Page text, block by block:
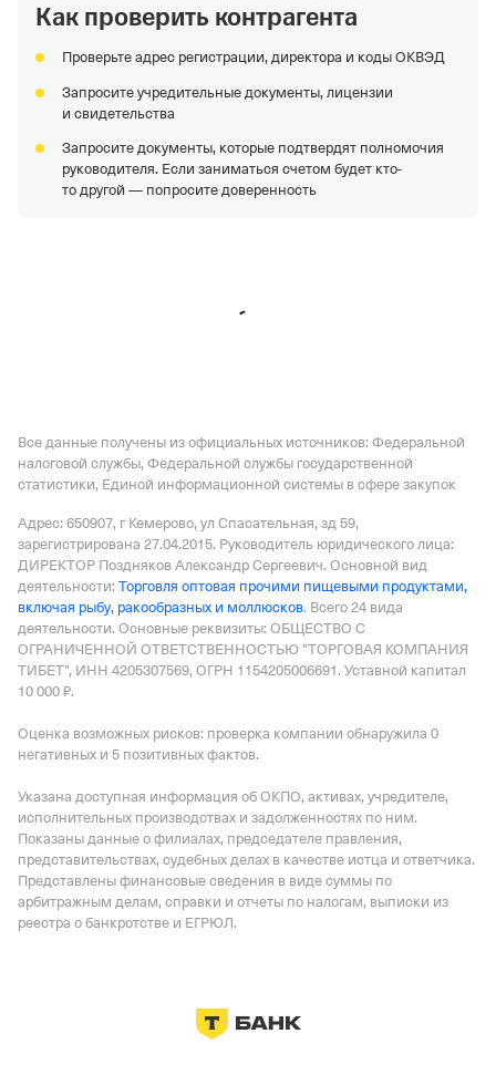
ООО "КОРАЛЛ"—Действующая организация,
1147536004934,КПП 753601001
ООО "ЛОГИСТИЧЕСКАЯ КОМПАНИЯ МЕГАПОЛИС"
Действующая организация,
ИНН 7816371860,ОГРН 1057812251276,КПП 782001001
ООО "ЛАВОЧКА"—Организация в процессе
Как проверить контрагента
Проверьте адрес регистрации, директора и коды ОКВЭД
Запросите учредительные документы, лицензии
и свидетельства
Запросите документы, которые подтвердят полномочия
руководителя. Если заниматься счетом будет кто-
то другой — попросите доверенность
Все данные получены из официальных источников: Федеральной
налоговой службы, Федеральной службы государственной
статистики, Единой информационной системы в сфере закупок
Адрес: 650907, г Кемерово, ул Спасательная, зд 59,
зарегистрирована 27.04.2015. Руководитель юридического лица:
ДИРЕКТОР Поздняков Александр Сергеевич. Основной вид
деятельности: Торговля оптовая прочими пищевыми продуктами,
включая рыбу, ракообразных и моллюсков. Всего 24 вида
деятельности. Основные реквизиты: ОБЩЕСТВО С
ОГРАНИЧЕННОЙ ОТВЕТСТВЕННОСТЬЮ "ТОРГОВАЯ КОМПАНИЯ
ТИБЕТ", ИНН 4205307569, ОГРН 1154205006691. Уставной капитал
10 000 ₽.
Оценка возможных рисков: проверка компании обнаружила 0
негативных и 5 позитивных фактов.
Указана доступная информация об ОКПО, активах, учредителе,
исполнительных производствах и задолженностях по ним.
Показаны данные о филиалах, председателе правления,
представительствах, судебных делах в качестве истца и ответчика.
Представлены финансовые сведения в виде суммы по
арбитражным делам, справки и отчеты по налогам, выписки из
реестра о банкротстве и ЕГРЮЛ.